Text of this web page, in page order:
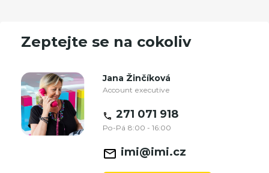
Zeptejte se na cokoliv
Jana Žinčíková
Account executive
271 071 918
Po-Pá 8:00 - 16:00
imi@imi.cz